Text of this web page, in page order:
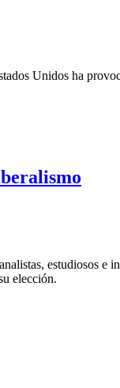
Unidos ha
estudiosos e
elección.